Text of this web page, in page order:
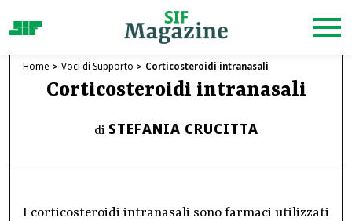
Home Voci di Supporto Corticosteroidi intranasali
Corticosteroidi intranasali
di STEFANIA CRUCITTA
I corticosteroidi intranasali sono farmaci utilizzati